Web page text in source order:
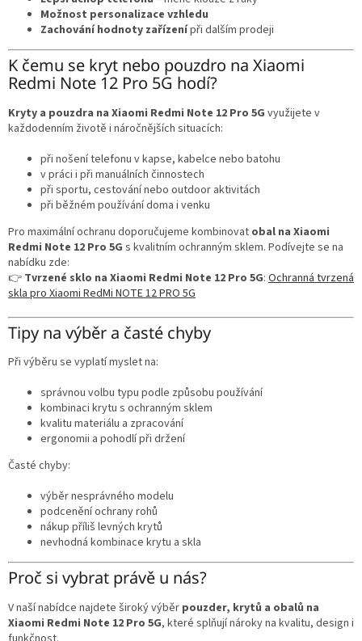
Možnost personalizace vzhledu
Zachování hodnoty zařízenípři dalším prodeji
K čemu se kryt nebo pouzdro na Xiaomi
Redmi Note 12 Pro 5G hodí?
Kryty a pouzdra na Xiaomi Redmi Note 12 Pro 5G využijete v
každodenním životě i náročnějších situacích:
při nošení telefonu v kapse, kabelce nebo batohu
v práci i při manuálních činnostech
při sportu, cestování nebo outdoor aktivitách
při běžném používání doma i venku
Pro maximální ochranu doporučujeme kombinovat obal na Xiaomi
Redmi Note 12 Pro 5G s kvalitním ochranným sklem. Podívejte se na
nabídku zde:
👉 Tvrzené sklo na Xiaomi Redmi Note 12 Pro 5G: Ochranná tvrzená
skla pro Xiaomi RedMi NOTE 12 PRO 5G
Tipy na výběr a časté chyby
Při výběru se vyplatí myslet na:
správnou volbu typu podle způsobu používání
kombinaci krytu s ochranným sklem
kvalitu materiálu a zpracování
ergonomii a pohodlí při držení
Časté chyby:
výběr nesprávného modelu
podcenění ochrany rohů
nákup příliš levných krytů
nevhodná kombinace krytu a skla
Proč si vybrat právě u nás?
V naší nabídce najdete široký výběr pouzder, krytů a obalů na
Xiaomi Redmi Note 12 Pro 5G, které splňují nároky na kvalitu, design i